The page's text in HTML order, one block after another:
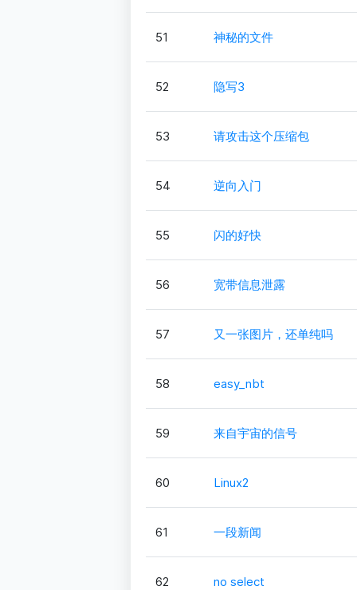
51 神秘的文件
52 隐写3
53 请攻击这个压缩包
54 逆向入门
55 闪的好快
56 宽带信息泄露
57 又一张图片，还单纯吗
58 easy_nbt
59 来自宇宙的信号
60 Linux2
61 一段新闻
62 no select